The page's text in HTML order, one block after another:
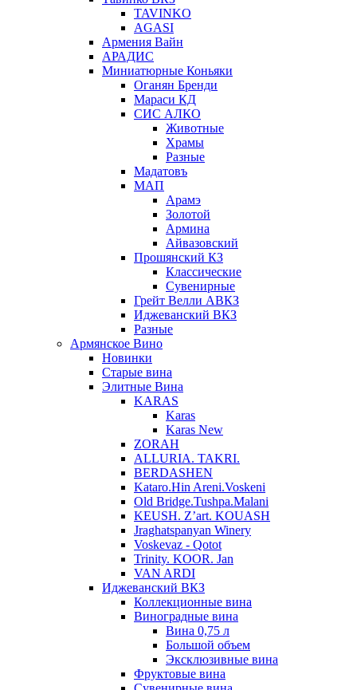
TAVINKO
AGASI
Армения Вайн
АРАДИС
Миниатюрные Коньяки
Оганян Бренди
Мараси КД
СИС АЛКО
Животные
Храмы
Разные
Мадатовъ
МАП
Арамэ
Золотой
Армина
Айвазовский
Прошянский КЗ
Классические
Сувенирные
Грейт Велли АВКЗ
Иджеванский ВКЗ
Разные
Армянское Вино
Новинки
Старые вина
Элитные Вина
KARAS
Karas
Karas New
ZORAH
ALLURIA. TAKRI.
BERDASHEN
Kataro.Hin Areni.Voskeni
Old Bridge.Tushpa.Malani
KEUSH. Z’art. KOUASH
Jraghatspanyan Winery
Voskevaz - Qotot
Trinity. KOOR. Jan
VAN ARDI
Иджеванский ВКЗ
Коллекционные вина
Виноградные вина
Вина 0,75 л
Большой объем
Эксклюзивные вина
Фруктовые вина